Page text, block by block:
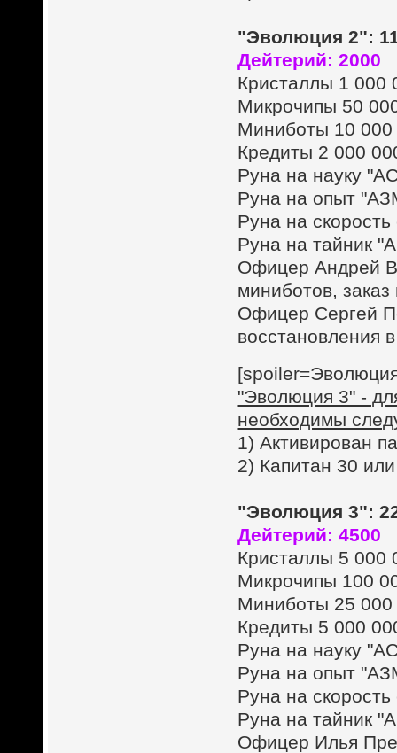
"Эволюция 2":
Дейтерий: 2000
Кристаллы 1 000
Микрочипы 50
Миниботы 10 000
Кредиты 2 000
Руна на науку
Руна на опыт
Руна на
Руна на тайник
Офицер Андрей
миниботов,
Офицер Сергей
восстановления
"Эволюция 3" -
необходимы
1) Активирован
2) Капитан 30
"Эволюция 3":
Дейтерий: 4500
Кристаллы 5 000
Микрочипы 100
Миниботы 25 000
Кредиты 5 000
Руна на науку
Руна на опыт
Руна на
Руна на тайник
Офицер Илья